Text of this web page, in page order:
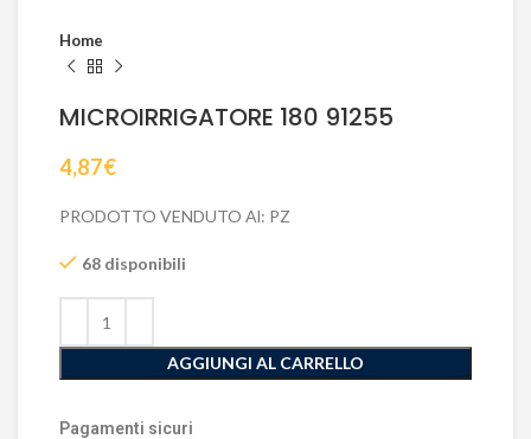
Home
MICROIRRIGATORE 180 91255
4,87€
PRODOTTO VENDUTO Al: PZ
68 disponibili
AGGIUNGI AL CARRELLO
Pagamenti sicuri